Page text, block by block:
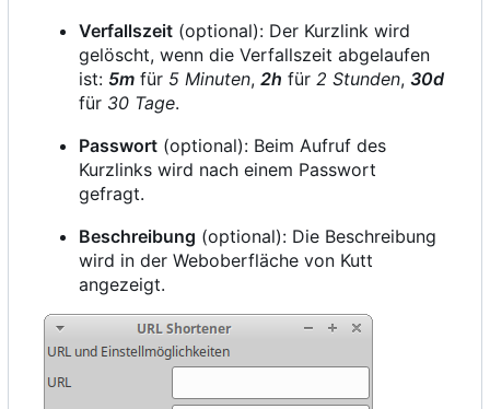
Verfallszeit (optional): Der Kurzlink wird
gelöscht, wenn die Verfallszeit abgelaufen
ist: 5m für 5 Minuten, 2h für 2 Stunden, 30d
für 30 Tage.
Passwort (optional): Beim Aufruf des
Kurzlinks wird nach einem Passwort
gefragt.
Beschreibung (optional): Die Beschreibung
wird in der Weboberfläche von Kutt
angezeigt.